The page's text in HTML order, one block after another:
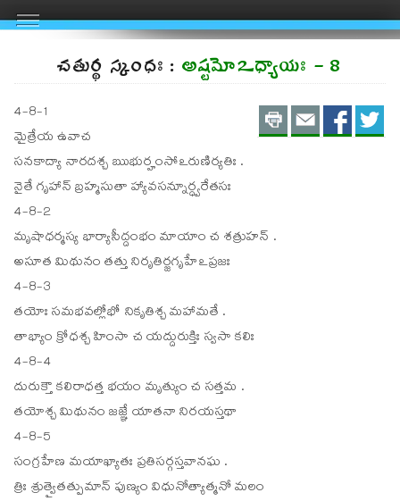
చతుర్థ స్కంధః : అష్టమోఽధ్యాయః - 8
PrintEmail
onon
4-8-1
మైత్రేయ ఉవాచ
సనకాద్యా నారదశ్చ ఋభుర్హంసోఽరుణిర్యతిః .
నైతే గృహాన్ బ్రహ్మసుతా హ్యావసన్నూర్ధ్వరేతసః
4-8-2
మృషాధర్మస్య భార్యాసీద్దంభం మాయాం చ శత్రుహన్ .
అసూత మిథునం తత్తు నిరృతిర్జగృహేఽప్రజః
4-8-3
తయోః సమభవల్లోభో నికృతిశ్చ మహామతే .
తాభ్యాం క్రోధశ్చ హింసా చ యద్దురుక్తిః స్వసా కలిః
4-8-4
దురుక్తౌ కలిరాధత్త భయం మృత్యుం చ సత్తమ .
తయోశ్చ మిథునం జజ్ఞే యాతనా నిరయస్తథా
4-8-5
సంగ్రహేణ మయాఖ్యాతః ప్రతిసర్గస్తవానఘ .
త్రిః శ్రుత్వైతత్పుమాన్ పుణ్యం విధునోత్యాత్మనో మలం